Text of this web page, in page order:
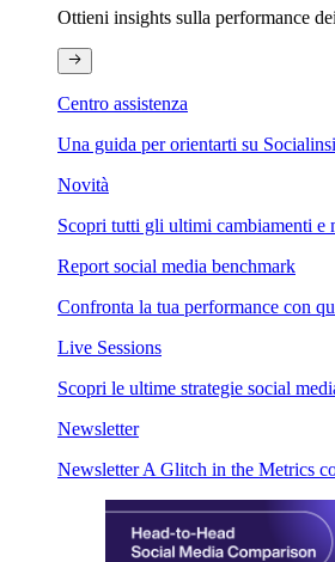
Ottieni insights sulla performance
Centro assistenza
Una guida per orientarti su
Novità
Scopri tutti gli ultimi cambiamenti e
Report social media benchmark
Confronta la tua performance con
Live Sessions
Scopri le ultime strategie social
Newsletter
Newsletter A Glitch in the Metrics